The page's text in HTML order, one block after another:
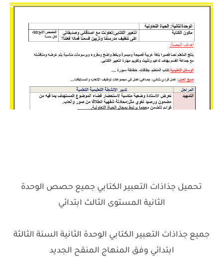
تحميل جذاذات التعبير الكتابي جميع حصص الوحدة
الثانية المستوى الثالث ابتدائي
جميع جذاذات التعبير الكتابي الوحدة الثانية السنة الثالثة
ابتدائي وفق المنهاج المنقح الجديد